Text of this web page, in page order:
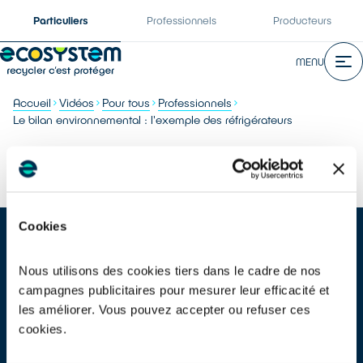
Cookies
Nous utilisons des cookies tiers dans le cadre de nos
campagnes publicitaires pour mesurer leur efficacité et
les améliorer. Vous pouvez accepter ou refuser ces
cookies.
Particuliers Professionnels Producteurs
MENU
Accueil Vidéos Pour tous
Professionnels
Le bilan environnemental : l'exemple des réfrigérateurs
Le bilan environnemental : l'exemple des réfrigérateurs
Plus d'infos sur